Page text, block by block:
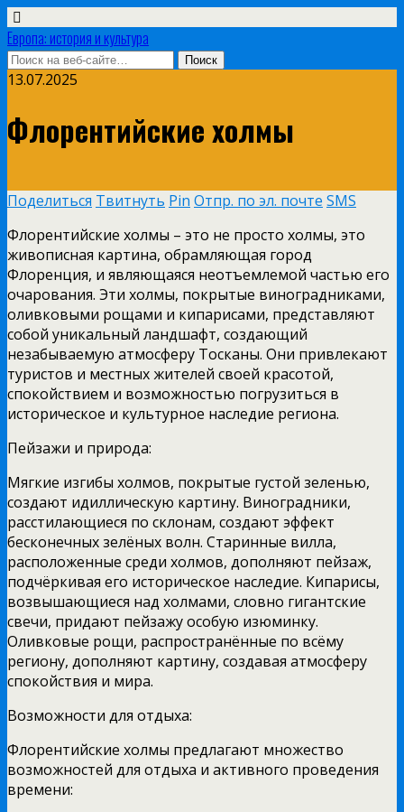
Европа: история и культура
13.07.2025
Флорентийские холмы
Поделиться Твитнуть Pin Отпр. по эл. почте SMS
Флорентийские холмы – это не просто холмы, это
живописная картина, обрамляющая город
Флоренция, и являющаяся неотъемлемой частью его
очарования. Эти холмы, покрытые виноградниками,
оливковыми рощами и кипарисами, представляют
собой уникальный ландшафт, создающий
незабываемую атмосферу Тосканы. Они привлекают
туристов и местных жителей своей красотой,
спокойствием и возможностью погрузиться в
историческое и культурное наследие региона.
Пейзажи и природа:
Мягкие изгибы холмов, покрытые густой зеленью,
создают идиллическую картину. Виноградники,
расстилающиеся по склонам, создают эффект
бесконечных зелёных волн. Старинные вилла,
расположенные среди холмов, дополняют пейзаж,
подчёркивая его историческое наследие. Кипарисы,
возвышающиеся над холмами, словно гигантские
свечи, придают пейзажу особую изюминку.
Оливковые рощи, распространённые по всёму
региону, дополняют картину, создавая атмосферу
спокойствия и мира.
Возможности для отдыха:
Флорентийские холмы предлагают множество
возможностей для отдыха и активного проведения
времени: